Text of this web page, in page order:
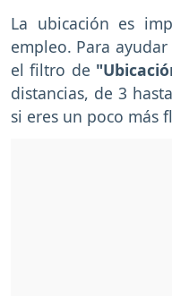
La ubicación es
empleo. Para
el filtro de
distancias, de 3
si eres un poco más